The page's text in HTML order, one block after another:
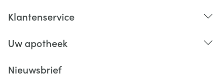
Klantenservice
Uw apotheek
Nieuwsbrief